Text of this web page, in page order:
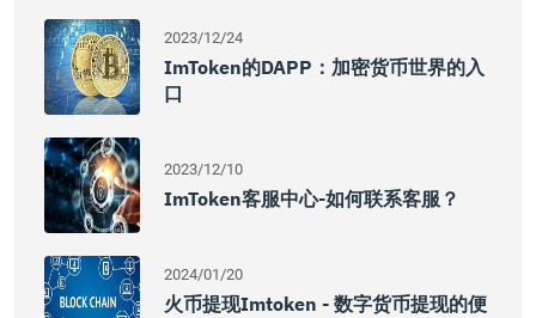
2023/12/24
ImToken的DAPP：加密货币世界的入
口
2023/12/10
ImToken客服中心-如何联系客服？
2024/01/20
火币提现imtoken - 数字货币提现的便